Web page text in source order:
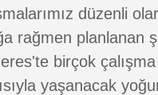
düzenli
rağmen planlanan
birçok
yaşanacak